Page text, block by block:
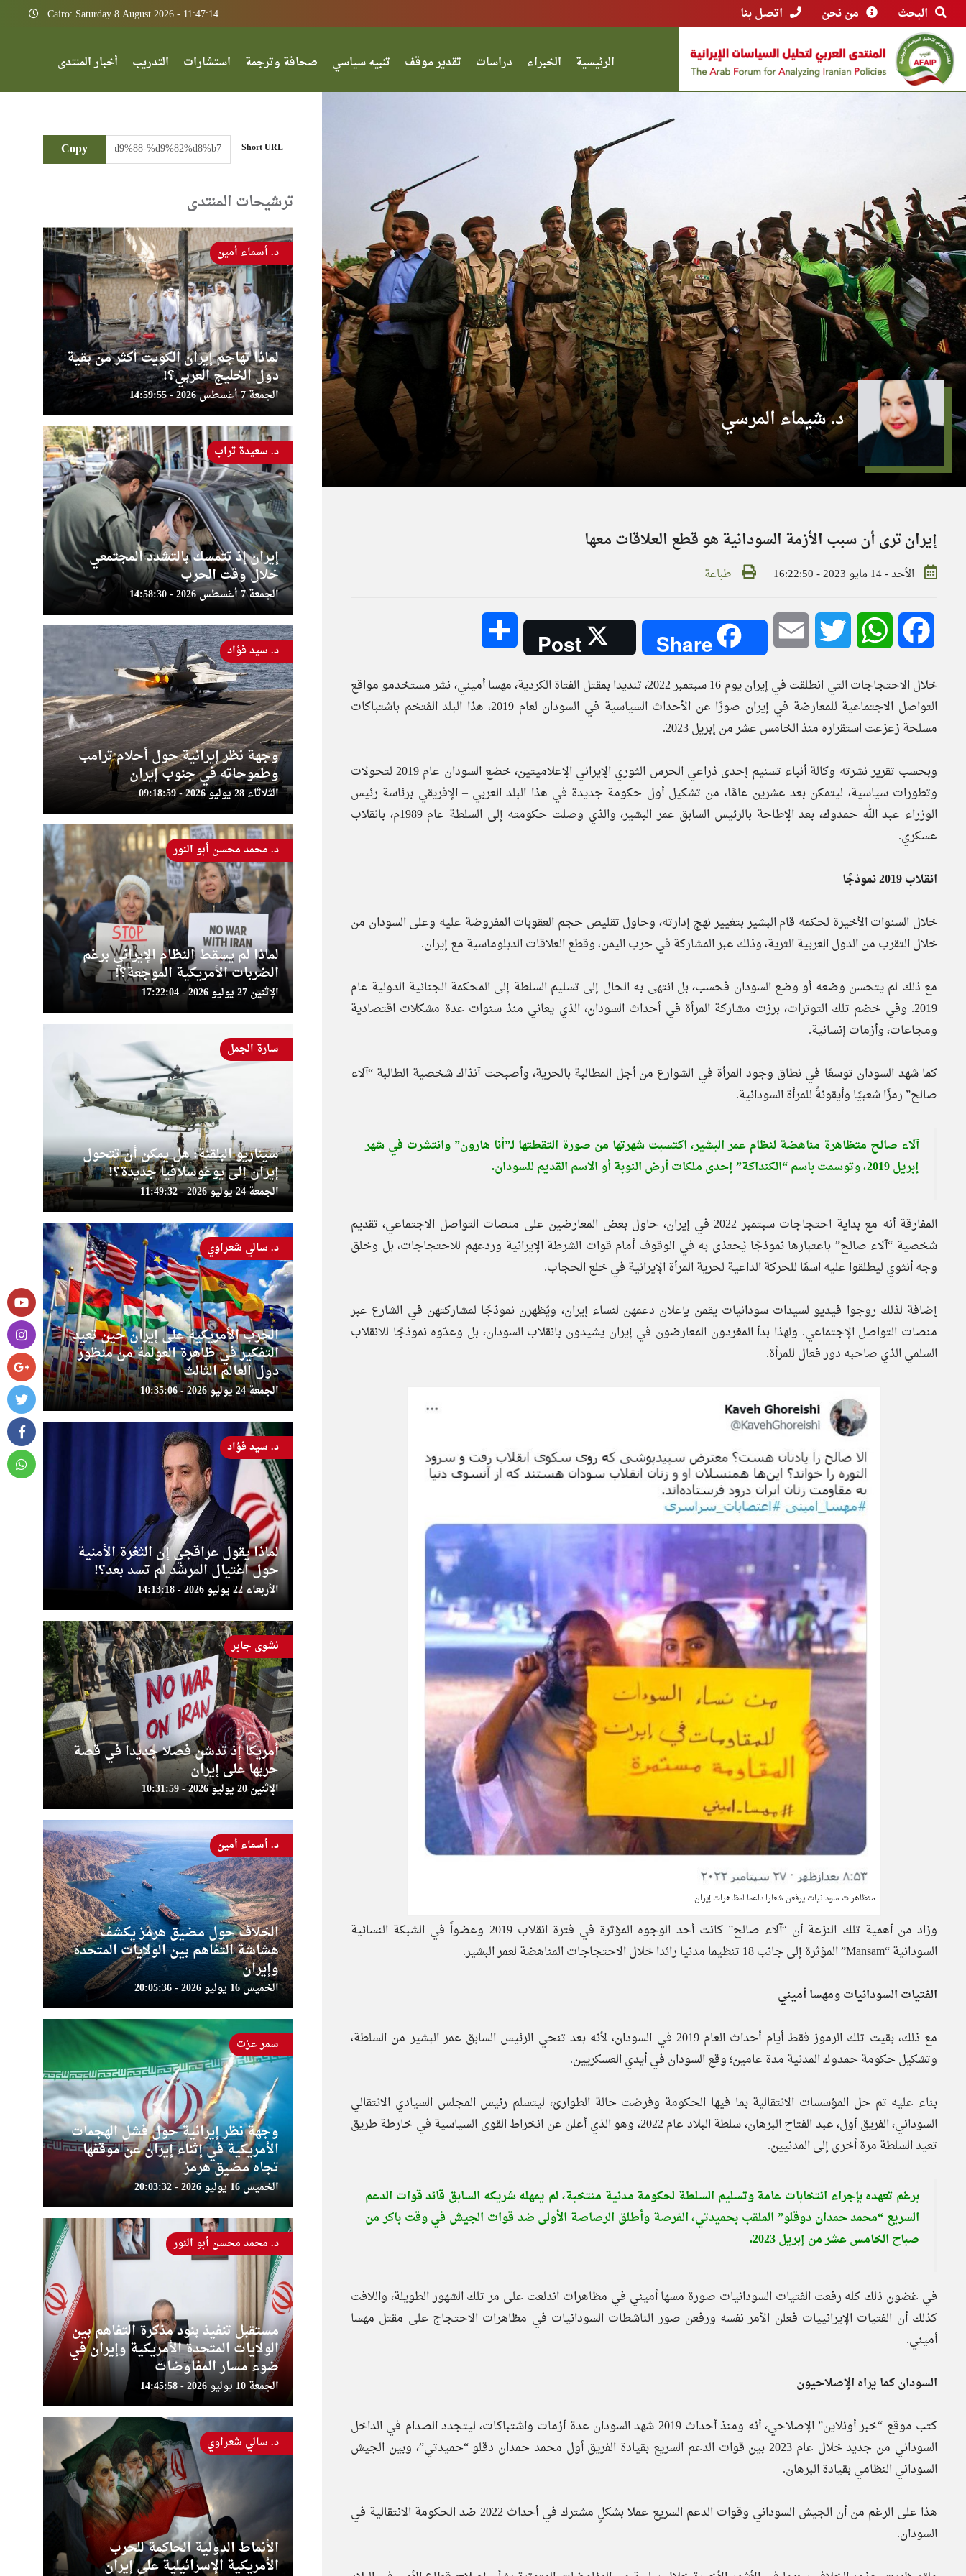
البحث من نحن اتصل بنا Cairo: Saturday 8 August 2026 - 11:47:14
الرئيسية الخبراء دراسات تقدير موقف تنبيه سياسي صحافة وترجمة استشارات التدريب أخبار المنتدى
د. شيماء المرسي
إيران ترى أن سبب الأزمة السودانية هو قطع العلاقات معها
الأحد - 14 مايو 2023 - 16:22:50 طباعة
Facebook
WhatsApp
Twitter
Email
Share
Post
خلال الاحتجاجات التي انطلقت في إيران يوم 16 سبتمبر 2022، تنديدا بمقتل الفتاة الكردية، مهسا أميني، نشر مستخدمو مواقع
التواصل الاجتماعية للمعارضة في إيران صورًا عن الأحداث السياسية في السودان لعام 2019، هذا البلد المُتخم باشتباكات
مسلحة زعزعت استقراره منذ الخامس عشر من إبريل 2023.
وبحسب تقرير نشرته وكالة أنباء تسنيم إحدى ذراعي الحرس الثوري الإيراني الإعلاميتين، خضع السودان عام 2019 لتحولات
وتطورات سياسية، ليتمكن بعد عشرين عامًا، من تشكيل أول حكومة جديدة في هذا البلد العربي – الإفريقي برئاسة رئيس
الوزراء عبد الله حمدوك، بعد الإطاحة بالرئيس السابق عمر البشير، والذي وصلت حكومته إلى السلطة عام 1989م، بانقلاب
عسكري.
انقلاب 2019 نموذجًا
خلال السنوات الأخيرة لحكمه قام البشير بتغيير نهج إدارته، وحاول تقليص حجم العقوبات المفروضة عليه وعلى السودان من
خلال التقرب من الدول العربية الثرية، وذلك عبر المشاركة في حرب اليمن، وقطع العلاقات الدبلوماسية مع إيران.
مع ذلك لم يتحسن وضعه أو وضع السودان فحسب، بل انتهى به الحال إلى تسليم السلطة إلى المحكمة الجنائية الدولية عام
2019. وفي خضم تلك التوترات، برزت مشاركة المرأة في أحداث السودان، الذي يعاني منذ سنوات عدة مشكلات اقتصادية
ومجاعات، وأزمات إنسانية.
كما شهد السودان توسعًا في نطاق وجود المرأة في الشوارع من أجل المطالبة بالحرية، وأصبحت آنذاك شخصية الطالبة “آلاء
صالح” رمزًا شعبيًا وأيقونةً للمرأة السودانية.
آلاء صالح متظاهرة مناهضة لنظام عمر البشير، اكتسبت شهرتها من صورة التقطتها لـ”أنا هارون” وانتشرت في شهر
إبريل 2019، وتوسمت باسم “الكنداكة” إحدى ملكات أرض النوبة أو الاسم القديم للسودان.
المفارقة أنه مع بداية احتجاجات سبتمبر 2022 في إيران، حاول بعض المعارضين على منصات التواصل الاجتماعي، تقديم
شخصية “آلاء صالح” باعتبارها نموذجًا يُحتذى به في الوقوف أمام قوات الشرطة الإيرانية وردعهم للاحتجاجات، بل وخلق
وجه أنثوي ليطلقوا عليه اسمًا للحركة الداعية لحرية المرأة الإيرانية في خلع الحجاب.
إضافة لذلك روجوا فيديو لسيدات سودانيات يقمن بإعلان دعمهن لنساء إيران، ويُظهرن نموذجًا لمشاركتهن في الشارع عبر
منصات التواصل الإجتماعي. ولهذا بدأ المغردون المعارضون في إيران يشيدون بانقلاب السودان، بل وعدّوه نموذجًا للانقلاب
السلمي الذي صاحبه دور فعال للمرأة.
متظاهرات سودانيات يرفعن شعارا داعما لمظاهرات إيران
وزاد من أهمية تلك النزعة أن “آلاء صالح” كانت أحد الوجوه المؤثرة في فترة انقلاب 2019 وعضواً في الشبكة النسائية
السودانية “Mansam” المؤثرة إلى جانب 18 تنظيما مدنيا رائدا خلال الاحتجاجات المناهضة لعمر البشير.
الفتيات السودانيات ومهسا أميني
مع ذلك، بقيت تلك الرموز فقط أيام أحداث العام 2019 في السودان، لأنه بعد تنحي الرئيس السابق عمر البشير من السلطة،
وتشكيل حكومة حمدوك المدنية مدة عامين؛ وقع السودان في أيدي العسكريين.
بناء عليه تم حل المؤسسات الانتقالية بما فيها الحكومة وفرضت حالة الطوارئ، ليتسلم رئيس المجلس السيادي الانتقالي
السوداني، الفريق أول، عبد الفتاح البرهان، سلطة البلاد عام 2022، وهو الذي أعلن عن انخراط القوى السياسية في خارطة طريق
تعيد السلطة مرة أخرى إلى المدنيين.
برغم تعهده بإجراء انتخابات عامة وتسليم السلطة لحكومة مدنية منتخبة، لم يمهله شريكه السابق قائد قوات الدعم
السريع “محمد حمدان دوقلو” الملقب بحميدتي، الفرصة وأطلق الرصاصة الأولى ضد قوات الجيش في وقت باكر من
صباح الخامس عشر من إبريل 2023.
في غضون ذلك كله رفعت الفتيات السودانيات صورة مسها أميني في مظاهرات اندلعت على مر تلك الشهور الطويلة، واللافت
كذلك أن الفتيات الإيرانييات فعلن الأمر نفسه ورفعن صور الناشطات السودانيات في مظاهرات الاحتجاج على مقتل مهسا
أميني.
السودان كما يراه الإصلاحيون
كتب موقع “خبر أونلاين” الإصلاحي، أنه ومنذ أحداث 2019 شهد السودان عدة أزمات واشتباكات، ليتجدد الصدام في الداخل
السوداني من جديد خلال عام 2023 بين قوات الدعم السريع بقيادة الفريق أول محمد حمدان دقلو “حميدتي”، وبين الجيش
السوداني النظامي بقيادة البرهان.
هذا على الرغم من أن الجيش السوداني وقوات الدعم السريع عملا بشكلٍ مشترك في أحداث 2022 ضد الحكومة الانتقالية في
السودان.
Short URL
Copy
ترشيحات المنتدى
لماذا تهاجم إيران الكويت أكثر من بقية
دول الخليج العربي؟!
الجمعة 7 أغسطس 2026 - 14:59:55
د. أسماء أمين
إيران إذ تتمسك بالتشدد المجتمعي
خلال وقت الحرب
الجمعة 7 أغسطس 2026 - 14:58:30
د. سعيدة تراب
وجهة نظر إيرانية حول أحلام ترامب
وطموحاته في جنوب إيران
الثلاثاء 28 يوليو 2026 - 09:18:59
د. سيد فؤاد
لماذا لم يسقط النظام الإيراني برغم
الضربات الأمريكية الموجعة؟!
الإثنين 27 يوليو 2026 - 17:22:04
د. محمد محسن أبو النور
سيناريو البلقنة: هل يمكن أن تتحول
إيران إلى يوغوسلافيا جديدة؟!
الجمعة 24 يوليو 2026 - 11:49:32
سارة الجمل
الحرب الأمريكية على إيران حين تعيد
التفكير في ظاهرة العولمة من منظور
دول العالم الثالث
الجمعة 24 يوليو 2026 - 10:35:06
د. سالي شعراوي
لماذا يقول عراقجي إن الثغرة الأمنية
حول اغتيال المرشد لم تسد بعد؟!
الأربعاء 22 يوليو 2026 - 14:13:18
د. سيد فؤاد
أمريكا إذ تدشن فصلا جديدا في قصة
حربها على إيران
الإثنين 20 يوليو 2026 - 10:31:59
نشوى جابر
الخلاف حول مضيق هرمز يكشف
هشاشة التفاهم بين الولايات المتحدة
وإيران
الخميس 16 يوليو 2026 - 20:05:36
د. أسماء أمين
وجهة نظر إيرانية حول فشل الهجمات
الأمريكية في إثناء إيران عن موقفها
تجاه مضيق هرمز
الخميس 16 يوليو 2026 - 20:03:32
سمر عزت
مستقبل تنفيذ بنود مذكرة التفاهم بين
الولايات المتحدة الأمريكية وإيران في
ضوء مسار المفاوضات
الجمعة 10 يوليو 2026 - 14:45:58
د. محمد محسن أبو النور
الأنماط الدولية الحاكمة للحرب
الأمريكية الإسرائيلية على إيران
د. سالي شعراوي